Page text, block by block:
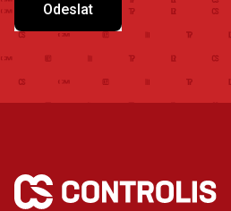
Odeslat